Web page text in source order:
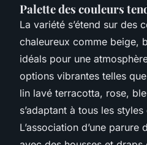
Palette des couleurs
La variété s’étend sur des
chaleureux comme beige,
idéals pour une
options vibrantes telles
lin lavé terracotta, rose,
s’adaptant à tous les styles
L’association d’une